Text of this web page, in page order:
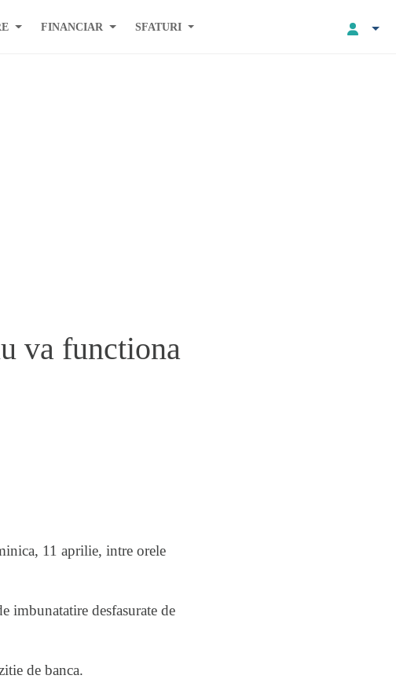
FINANCIAR SFATURI
va functiona
11 aprilie, intre orele
imbunatatire desfasurate de
de banca.